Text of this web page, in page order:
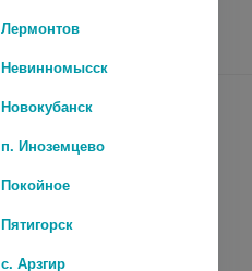
Наличие в аптеках
Лермонтов
Невинномысск
Новокубанск
п. Иноземцево
Покойное
Пятигорск
с. Арзгир